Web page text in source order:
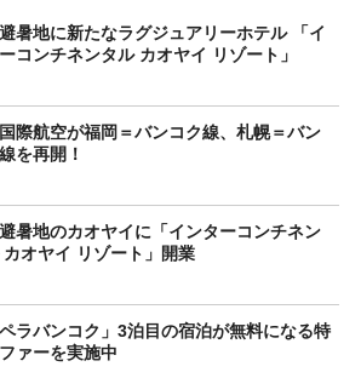
暑地に新たなラグジュアリーホテル 「イ
コンチネンタル カオヤイ リゾート」
際航空が福岡＝バンコク線、札幌＝バン
を再開！
暑地のカオヤイに「インターコンチネン
カオヤイ リゾート」開業
ペラバンコク」3泊目の宿泊が無料になる特
ァーを実施中